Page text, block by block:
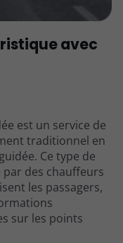
avec
est un service de
traditionnel en
Ce type de
des chauffeurs
les passagers,
sur les points